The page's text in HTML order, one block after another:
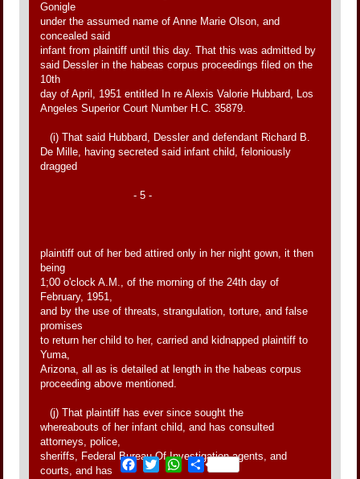
Gonigle
under the assumed name of Anne Marie Olson, and
concealed said
infant from plaintiff until this day. That this was admitted by
said Dessler in the habeas corpus proceedings filed on the
10th
day of April, 1951 entitled In re Alexis Valorie Hubbard, Los
Angeles Superior Court Number H.C. 35879.
(i) That said Hubbard, Dessler and defendant Richard B.
De Mille, having secreted said infant child, feloniously
dragged
- 5 -
plaintiff out of her bed attired only in her night gown, it then
being
1;00 o'clock A.M., of the morning of the 24th day of
February, 1951,
and by the use of threats, strangulation, torture, and false
promises
to return her child to her, carried and kidnapped plaintiff to
Yuma,
Arizona, all as is detailed at length in the habeas corpus
proceeding above mentioned.
(j) That plaintiff has ever since sought the
whereabouts of her infant child, and has consulted
attorneys, police,
sheriffs, Federal Bureau Of Investigation agents, and
courts, and has
Facebook
TwitterWhatsApp
Share